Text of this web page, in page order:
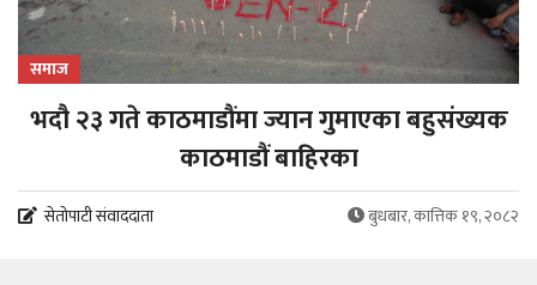
समाज
भदौ २३ गते काठमाडौंमा ज्यान गुमाएका बहुसंख्यक
काठमाडौं बाहिरका
सेतोपाटी संवाददाता बुधबार, कात्तिक १९, २०८२